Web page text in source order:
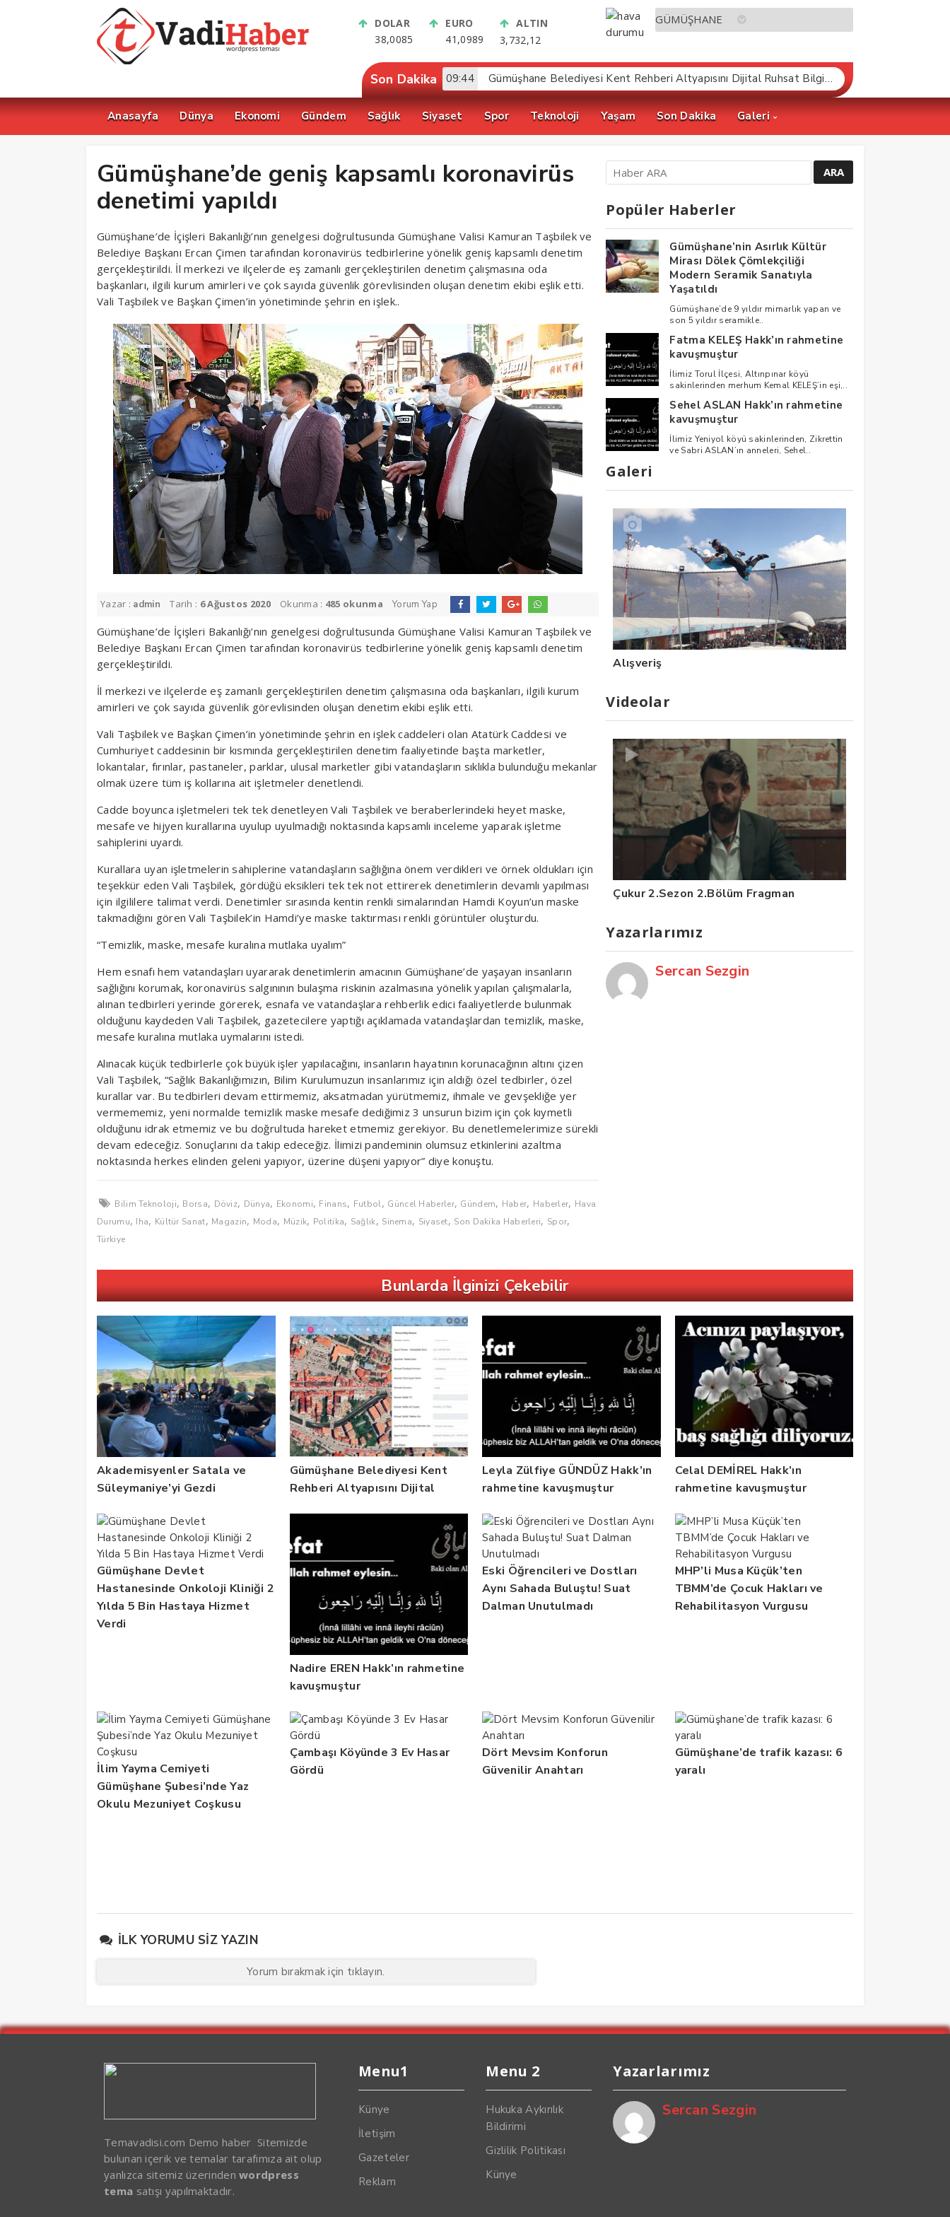
DOLAR
38,0085
EURO
41,0989
ALTIN
3,732,12
Son Dakika 09:44 Gümüşhane Belediyesi Kent Rehberi Altyapısını Dijital Ruhsat Bilgi Sistemi ile Güçlendirdi
Anasayfa Dünya Ekonomi Gündem Sağlık Siyaset Spor Teknoloji Yaşam Son Dakika Galeri
Gümüşhane’de geniş kapsamlı koronavirüs
denetimi yapıldı
Gümüşhane’de İçişleri Bakanlığı’nın genelgesi doğrultusunda Gümüşhane Valisi Kamuran Taşbilek ve
Belediye Başkanı Ercan Çimen tarafından koronavirüs tedbirlerine yönelik geniş kapsamlı denetim
gerçekleştirildi. İl merkezi ve ilçelerde eş zamanlı gerçekleştirilen denetim çalışmasına oda
başkanları, ilgili kurum amirleri ve çok sayıda güvenlik görevlisinden oluşan denetim ekibi eşlik etti.
Vali Taşbilek ve Başkan Çimen’in yönetiminde şehrin en işlek..
Yazar : admin Tarih : 6 Ağustos 2020 Okunma : 485 okunma Yorum Yap
Gümüşhane’de İçişleri Bakanlığı’nın genelgesi doğrultusunda Gümüşhane Valisi Kamuran Taşbilek ve
Belediye Başkanı Ercan Çimen tarafından koronavirüs tedbirlerine yönelik geniş kapsamlı denetim
gerçekleştirildi.
İl merkezi ve ilçelerde eş zamanlı gerçekleştirilen denetim çalışmasına oda başkanları, ilgili kurum
amirleri ve çok sayıda güvenlik görevlisinden oluşan denetim ekibi eşlik etti.
Vali Taşbilek ve Başkan Çimen’in yönetiminde şehrin en işlek caddeleri olan Atatürk Caddesi ve
Cumhuriyet caddesinin bir kısmında gerçekleştirilen denetim faaliyetinde başta marketler,
lokantalar, fırınlar, pastaneler, parklar, ulusal marketler gibi vatandaşların sıklıkla bulunduğu mekanlar
olmak üzere tüm iş kollarına ait işletmeler denetlendi.
Cadde boyunca işletmeleri tek tek denetleyen Vali Taşbilek ve beraberlerindeki heyet maske,
mesafe ve hijyen kurallarına uyulup uyulmadığı noktasında kapsamlı inceleme yaparak işletme
sahiplerini uyardı.
Kurallara uyan işletmelerin sahiplerine vatandaşların sağlığına önem verdikleri ve örnek oldukları için
teşekkür eden Vali Taşbilek, gördüğü eksikleri tek tek not ettirerek denetimlerin devamlı yapılması
için ilgililere talimat verdi. Denetimler sırasında kentin renkli simalarından Hamdi Koyun’un maske
takmadığını gören Vali Taşbilek’in Hamdi’ye maske taktırması renkli görüntüler oluşturdu.
“Temizlik, maske, mesafe kuralına mutlaka uyalım”
Hem esnafı hem vatandaşları uyararak denetimlerin amacının Gümüşhane’de yaşayan insanların
sağlığını korumak, koronavirüs salgınının bulaşma riskinin azalmasına yönelik yapılan çalışmalarla,
alınan tedbirleri yerinde görerek, esnafa ve vatandaşlara rehberlik edici faaliyetlerde bulunmak
olduğunu kaydeden Vali Taşbilek, gazetecilere yaptığı açıklamada vatandaşlardan temizlik, maske,
mesafe kuralına mutlaka uymalarını istedi.
Alınacak küçük tedbirlerle çok büyük işler yapılacağını, insanların hayatının korunacağının altını çizen
Vali Taşbilek, “Sağlık Bakanlığımızın, Bilim Kurulumuzun insanlarımız için aldığı özel tedbirler, özel
kurallar var. Bu tedbirleri devam ettirmemiz, aksatmadan yürütmemiz, ihmale ve gevşekliğe yer
vermememiz, yeni normalde temizlik maske mesafe dediğimiz 3 unsurun bizim için çok kıymetli
olduğunu idrak etmemiz ve bu doğrultuda hareket etmemiz gerekiyor. Bu denetlemelerimize sürekli
devam edeceğiz. Sonuçlarını da takip edeceğiz. İlimizi pandeminin olumsuz etkinlerini azaltma
noktasında herkes elinden geleni yapıyor, üzerine düşeni yapıyor” diye konuştu.
Bilim Teknoloji, Borsa, Döviz, Dünya, Ekonomi, Finans, Futbol, Güncel Haberler, Gündem, Haber, Haberler, Hava
Durumu, Iha, Kültür Sanat, Magazin, Moda, Müzik, Politika, Sağlık, Sinema, Siyaset, Son Dakika Haberleri, Spor,
Türkiye
Popüler Haberler
Gümüşhane’nin Asırlık Kültür
Mirası Dölek Çömlekçiliği
Modern Seramik Sanatıyla
Yaşatıldı
Gümüşhane’de 9 yıldır mimarlık yapan ve
son 5 yıldır seramikle..
Fatma KELEŞ Hakk’ın rahmetine
kavuşmuştur
İlimiz Torul İlçesi, Altınpınar köyü
sakinlerinden merhum Kemal KELEŞ’in eşi,..
Sehel ASLAN Hakk’ın rahmetine
kavuşmuştur
İlimiz Yeniyol köyü sakinlerinden, Zikrettin
ve Sabri ASLAN’ın anneleri, Sehel..
Galeri
Alışveriş
Videolar
Çukur 2.Sezon 2.Bölüm Fragman
Yazarlarımız
Sercan Sezgin
Bunlarda İlginizi Çekebilir
Akademisyenler Satala ve
Süleymaniye’yi Gezdi
Gümüşhane Belediyesi Kent
Rehberi Altyapısını Dijital
Leyla Zülfiye GÜNDÜZ Hakk’ın
rahmetine kavuşmuştur
Celal DEMİREL Hakk’ın
rahmetine kavuşmuştur
Gümüşhane Devlet
Hastanesinde Onkoloji Kliniği 2
Yılda 5 Bin Hastaya Hizmet
Verdi
Nadire EREN Hakk’ın rahmetine
kavuşmuştur
Eski Öğrencileri ve Dostları
Aynı Sahada Buluştu! Suat
Dalman Unutulmadı
MHP’li Musa Küçük’ten
TBMM’de Çocuk Hakları ve
Rehabilitasyon Vurgusu
İlim Yayma Cemiyeti
Gümüşhane Şubesi’nde Yaz
Okulu Mezuniyet Coşkusu
Çambaşı Köyünde 3 Ev Hasar
Gördü
Dört Mevsim Konforun
Güvenilir Anahtarı
Gümüşhane’de trafik kazası: 6
yaralı
İLK YORUMU SIZ YAZIN
Yorum bırakmak için tıklayın.
Temavadisi.com Demo haber Sitemizde
bulunan içerik ve temalar tarafımıza ait olup
yanlızca sitemiz üzerindenwordpress
tema satışı yapılmaktadır.
Menu1
Künye
İletişim
Gazeteler
Reklam
Menu 2
Hukuka Aykırılık
Bildirimi
Gizlilik Politikası
Künye
Yazarlarımız
Sercan Sezgin